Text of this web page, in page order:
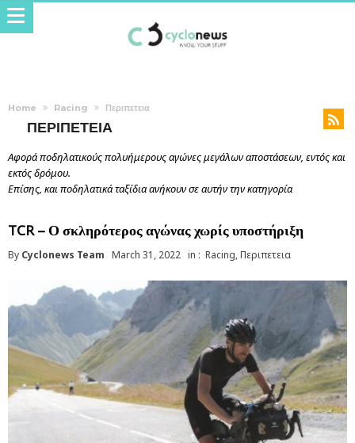
Home Racing Περιπετεια
ΠΕΡΙΠΕΤΕΙΑ
Αφορά ποδηλατικούς πολυήμερους αγώνες μεγάλων αποστάσεων, εντός και
εκτός δρόμου.
Επίσης, και ποδηλατικά ταξίδια ανήκουν σε αυτήν την κατηγορία
TCR – Ο σκληρότερος αγώνας χωρίς υποστήριξη
By Cyclonews Team March 31, 2022 in : Racing,Περιπετεια